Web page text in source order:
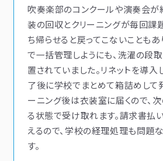
吹奏楽部のコンクールや演奏会が
装の回収とクリーニングが毎回課
ち帰らせると戻ってこないこともあ
で一括管理しようにも、洗濯の段
置されていました。リネットを導入
了後に学校でまとめて箱詰めして
ーニング後は衣装室に届くので、
る状態で受け取れます。請求書払
えるので、学校の経理処理も問題
す。